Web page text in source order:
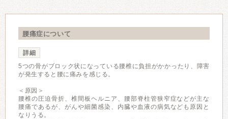
腰痛症について
詳細
5つの骨がブロック状になっている腰椎に負担がかかったり、障害
が発生すると腰に痛みを感じる。
＜原因＞
腰椎の圧迫骨折、椎間板ヘルニア、腰部脊柱管狭窄症などが主な
腰痛であるが、がんや細菌感染、内臓や血液の病気なども原因と
なりうる。